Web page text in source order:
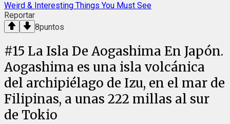
Weird & Interesting Things You Must See
Reportar
8puntos
#15 La Isla De Aogashima En Japón.
Aogashima es una isla volcánica
del archipiélago de Izu, en el mar de
Filipinas, a unas 222 millas al sur
de Tokio